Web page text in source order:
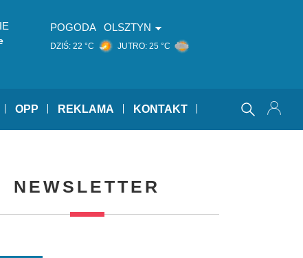
POGODA OLSZTYN
DZIŚ: 22 °C JUTRO: 25 °C
OPP REKLAMA KONTAKT
NEWSLETTER